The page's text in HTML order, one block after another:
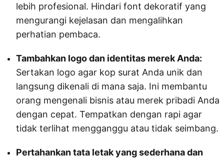
lebih profesional. Hindari font dekoratif yang
mengurangi kejelasan dan mengalihkan
perhatian pembaca.
Tambahkan logo dan identitas merek Anda:
Sertakan logo agar kop surat Anda unik dan
langsung dikenali di mana saja. Ini membantu
orang mengenali bisnis atau merek pribadi Anda
dengan cepat. Tempatkan dengan rapi agar
tidak terlihat mengganggu atau tidak seimbang.
Pertahankan tata letak yang sederhana dan